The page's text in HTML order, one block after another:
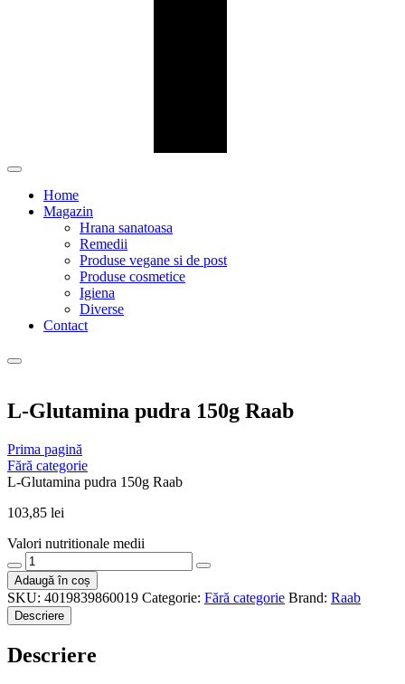
Home
Magazin
Hrana sanatoasa
Remedii
Produse vegane si de post
Produse cosmetice
Igiena
Diverse
Contact
L-Glutamina pudra 150g Raab
Prima pagină
Fără categorie
L-Glutamina pudra 150g Raab
103,85 lei
Valori nutritionale medii
Cantitate
L-
Glutamina
pudra
150g
Adaugă în coș
SKU: 4019839860019 Categorie: Fără categorie Brand: Raab
Descriere
Descriere